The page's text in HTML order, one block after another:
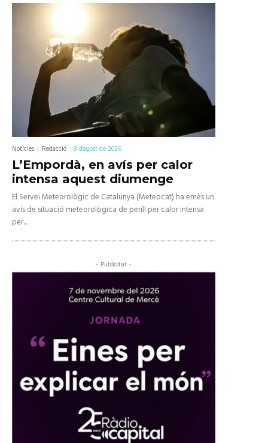
Notícies Redacció -8 d'agost de 2026
L’Empordà, en avís per calor
intensa aquest diumenge
El Servei Meteorològic de Catalunya (Meteocat) ha emès un
avís de situació meteorològica de perill per calor intensa
per...
- Publicitat -